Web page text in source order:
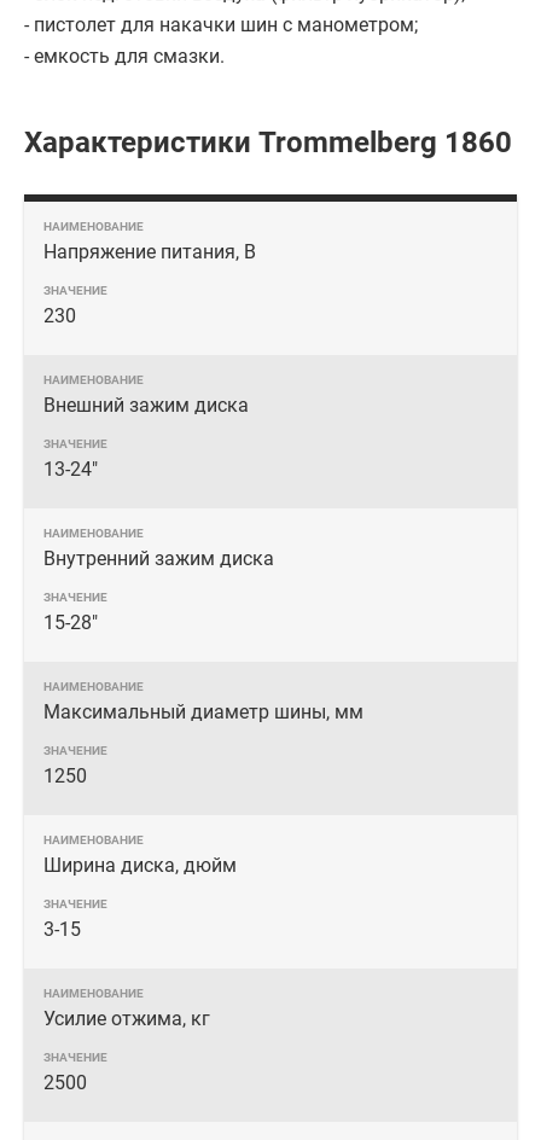
- пистолет для накачки шин с манометром;
- емкость для смазки.
Характеристики Trommelberg 1860
Напряжение питания, В
230
Внешний зажим диска
13-24"
Внутренний зажим диска
15-28"
Максимальный диаметр шины, мм
1250
Ширина диска, дюйм
3-15
Усилие отжима, кг
2500